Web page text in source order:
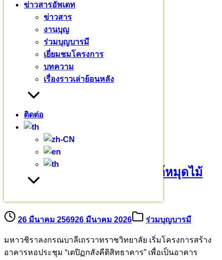
ข่าวสารอัพเดท
ข่าวสาร
งานบุญ
ร่วมบุญบารมี
เยี่ยมชมโครงการ
บทความ
เรื่องราวเล่าย้อนหลัง
ติดต่อ
ข่าวสาร(235)
งานบุญ(18)
บทความ(80)
พระมหากรุณาธิคุณ
ร่วมบุญบารมี(720)
เยี่ยมชมโครงการ
เรียนบาลี(3)
เรื่องราวเล่าย้อนหลัง
บทความอื่นๆ
ขออนุโมทนาบุญเจ้าภาพอุปถัมภ์หมุดไม้
26 มีนาคม 256926 มีนาคม 2026 ร่วมบุญบารมี
มหาวชิราลงกรณบาลีเถรวาทราชวิทยาลัย เริ่มโครงการสร้าง
อาคารหอประชุม “เตปิฏกสังคีติสิทธาคาร” เพื่อเป็นอาคาร